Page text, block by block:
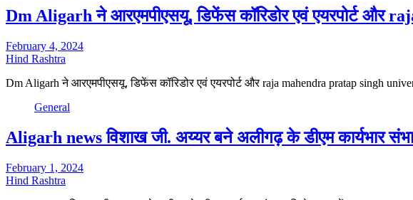
Dm Aligarh ने आरएमपीएसयू, डिफेंस कॉरिडोर एवं एयरपोर्ट और
February 4, 2024
Hind Rashtra
Dm Aligarh ने आरएमपीएसयू, डिफेंस कॉरिडोर एवं एयरपोर्ट और raja mahendra pratap singh
General
Aligarh news विशाख जी. अय्यर बने अलीगढ़ के डीएम कार्यभार
February 1, 2024
Hind Rashtra